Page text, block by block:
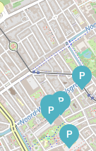
P
P
P
P
P